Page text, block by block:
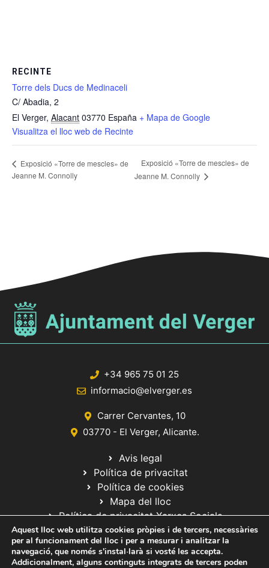
RECINTE
Torre dels Ducs de Medinaceli
C/ Abadia, 2
El Verger, Alacant 03770 España + Mapa de Google
Visualitza el lloc web de Recinte
Exposició «Torre de mescles» de
Jeanne M. Connolly
Exposició «Torre de mescles» de
Jeanne M. Connolly
+34 965 75 01 25
informacio@elverger.es
Carrer Cervantes, 10
03770 - El Verger, Alicante.
Avis legal
Política de privacitat
Política de cookies
Mapa del lloc
Política de privacitat Xarxes Socials
Aquest lloc web utilitza cookies pròpies i de tercers, necessàries
per al funcionament del lloc i per a mesurar i analitzar la
navegació, que només s'instal·larà si vosté les accepta.
Addicionalment, alguns continguts integrats de tercers poden